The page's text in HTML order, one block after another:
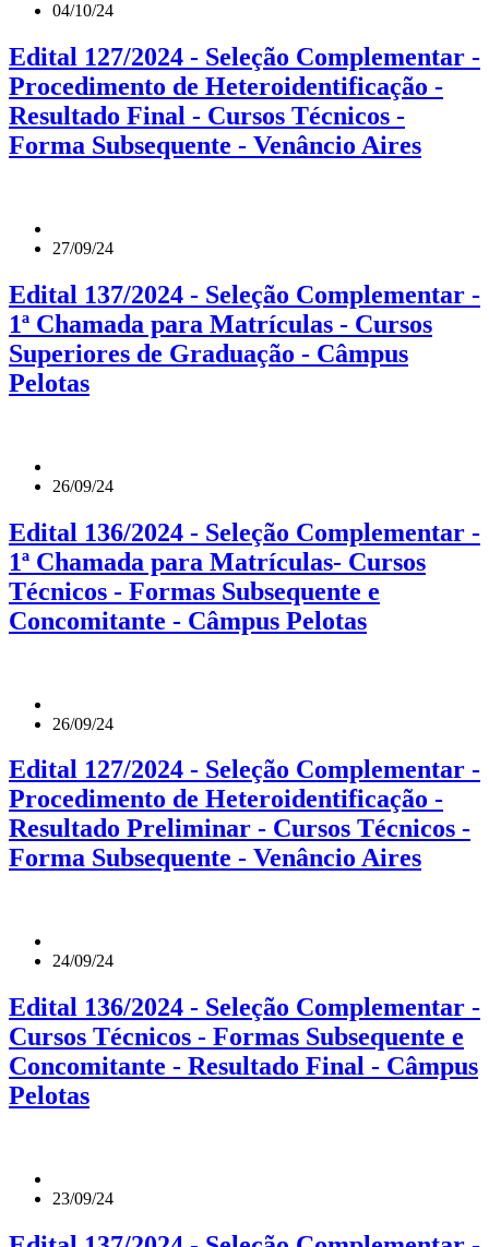
04/10/24
Edital 127/2024 - Seleção Complementar -
Procedimento de Heteroidentificação -
Resultado Final - Cursos Técnicos -
Forma Subsequente - Venâncio Aires
27/09/24
Edital 137/2024 - Seleção Complementar -
1ª Chamada para Matrículas - Cursos
Superiores de Graduação - Câmpus
Pelotas
26/09/24
Edital 136/2024 - Seleção Complementar -
1ª Chamada para Matrículas- Cursos
Técnicos - Formas Subsequente e
Concomitante - Câmpus Pelotas
26/09/24
Edital 127/2024 - Seleção Complementar -
Procedimento de Heteroidentificação -
Resultado Preliminar - Cursos Técnicos -
Forma Subsequente - Venâncio Aires
24/09/24
Edital 136/2024 - Seleção Complementar -
Cursos Técnicos - Formas Subsequente e
Concomitante - Resultado Final - Câmpus
Pelotas
23/09/24